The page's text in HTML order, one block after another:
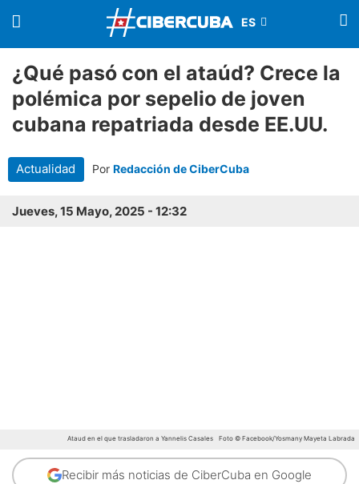
¿Qué pasó con el ataúd? Crece la
polémica por sepelio de joven
cubana repatriada desde EE.UU.
Actualidad Por Redacción de CiberCuba
Jueves, 15 Mayo, 2025 - 12:32
Ataud en el que trasladaron a Yannelis Casales Foto © Facebook/Yosmany Mayeta Labrada
Recibir más noticias de CiberCuba en Google